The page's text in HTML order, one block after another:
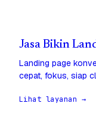
Jasa Bikin
Landing page
cepat, fokus, siap
Lihat layanan →